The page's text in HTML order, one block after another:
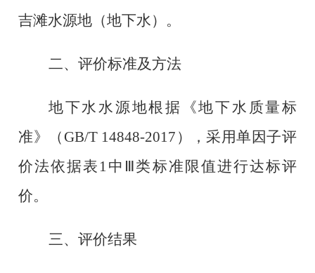
吉滩水源地（地下水）。
二、评价标准及方法
地下水水源地根据《地下水质量标
准》（ GB/T 14848-2017），采用单因子评
价法依据表1中Ⅲ类标准限值进行达标评
价。
三、评价结果